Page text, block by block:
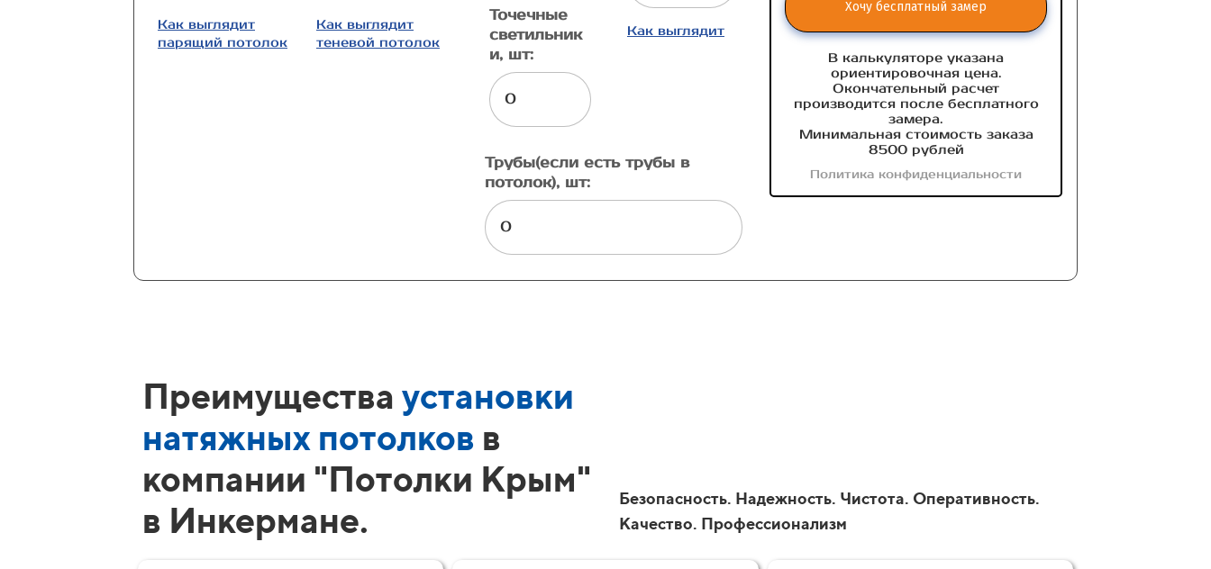
Как выглядит
парящий потолок
Как выглядит
теневой потолок
Точечные
светильник
и, шт:
Как выглядит
Трубы(если есть трубы в
потолок), шт:
Хочу бесплатный замер
В калькуляторе указана
ориентировочная цена.
Окончательный расчет
производится после бесплатного
замера.
Минимальная стоимость заказа
8500 рублей
Политика конфиденциальности
Преимущества установки
натяжных потолков в
компании "Потолки Крым"
в Инкермане.
Безопасность. Надежность. Чистота. Оперативность.
Качество. Профессионализм